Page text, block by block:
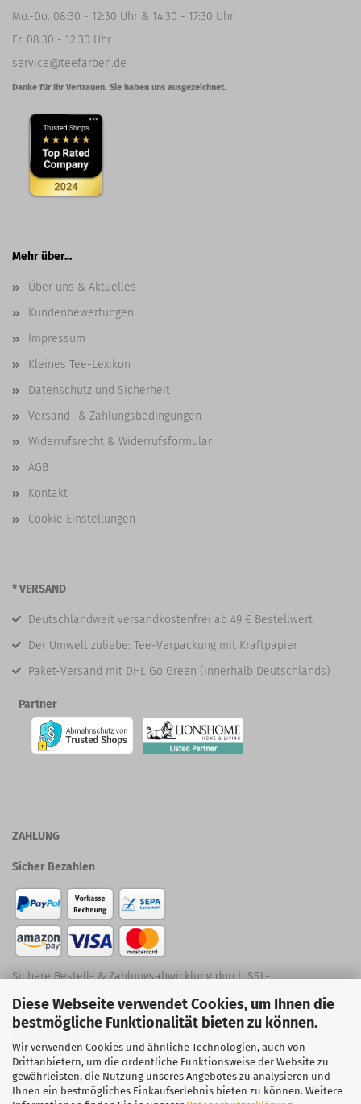
Diese Webseite verwendet Cookies, um Ihnen die
bestmögliche Funktionalität bieten zu können.
Wir verwenden Cookies und ähnliche Technologien, auch von
Drittanbietern, um die ordentliche Funktionsweise der Website zu
gewährleisten, die Nutzung unseres Angebotes zu analysieren und
Ihnen ein bestmögliches Einkaufserlebnis bieten zu können. Weitere
Mo.-Do. 08:30 - 12:30 Uhr & 14:30 - 17:30 Uhr
Fr. 08:30 - 12:30 Uhr
service@teefarben.de
Danke für Ihr Vertrauen. Sie haben uns ausgezeichnet.
Mehr über...
Über uns & Aktuelles
Kundenbewertungen
Impressum
Kleines Tee-Lexikon
Datenschutz und Sicherheit
Versand- & Zahlungsbedingungen
Widerrufsrecht & Widerrufsformular
AGB
Kontakt
Cookie Einstellungen
* VERSAND
Deutschlandweit versandkostenfrei ab 49 € Bestellwert
Der Umwelt zuliebe: Tee-Verpackung mit Kraftpapier
Paket-Versand mit DHL Go Green (innerhalb Deutschlands)
Partner
ZAHLUNG
Sicher Bezahlen
Sichere Bestell- & Zahlungsabwicklung durch SSL-
Verschlüsselung
Social Media